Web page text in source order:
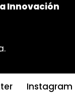
Innovación
Instagram